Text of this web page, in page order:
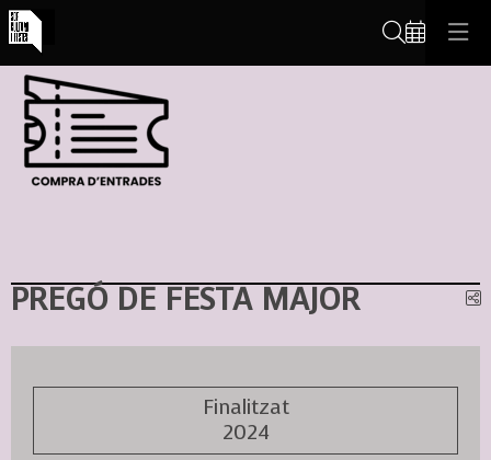
PREGÓ DE FESTA MAJOR
Finalitzat
2024